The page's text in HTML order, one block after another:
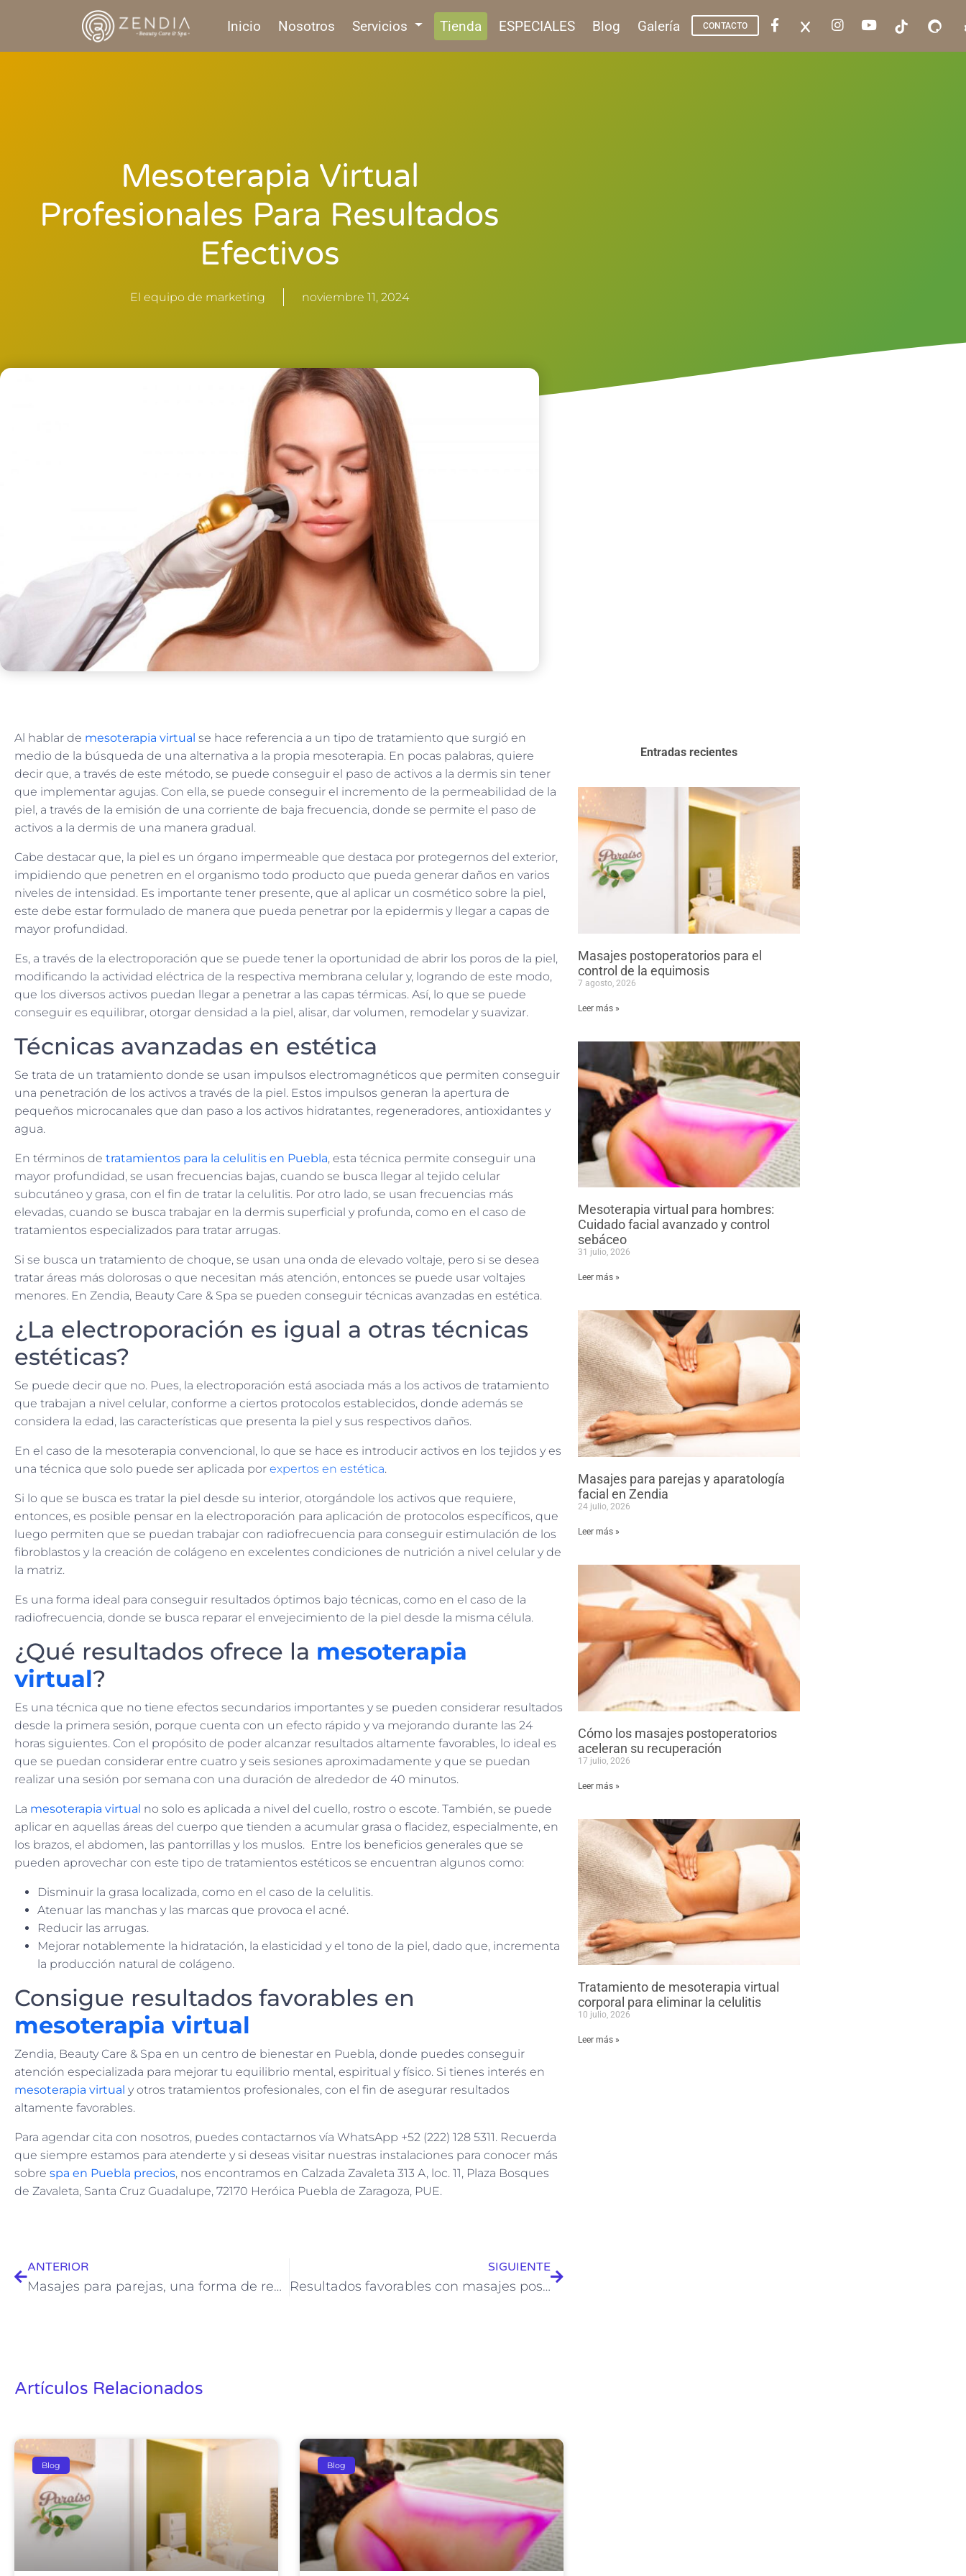
Inicio Nosotros Servicios Tienda ESPECIALES Blog Galería CONTACTO
Mesoterapia Virtual
Profesionales Para Resultados
Efectivos
El equipo de marketing noviembre 11, 2024
Al hablar de mesoterapia virtual se hace referencia a un tipo de tratamiento que surgió en
medio de la búsqueda de una alternativa a la propia mesoterapia. En pocas palabras, quiere
decir que, a través de este método, se puede conseguir el paso de activos a la dermis sin tener
que implementar agujas. Con ella, se puede conseguir el incremento de la permeabilidad de la
piel, a través de la emisión de una corriente de baja frecuencia, donde se permite el paso de
activos a la dermis de una manera gradual.
Cabe destacar que, la piel es un órgano impermeable que destaca por protegernos del exterior,
impidiendo que penetren en el organismo todo producto que pueda generar daños en varios
niveles de intensidad. Es importante tener presente, que al aplicar un cosmético sobre la piel,
este debe estar formulado de manera que pueda penetrar por la epidermis y llegar a capas de
mayor profundidad.
Es, a través de la electroporación que se puede tener la oportunidad de abrir los poros de la piel,
modificando la actividad eléctrica de la respectiva membrana celular y, logrando de este modo,
que los diversos activos puedan llegar a penetrar a las capas térmicas. Así, lo que se puede
conseguir es equilibrar, otorgar densidad a la piel, alisar, dar volumen, remodelar y suavizar.
Técnicas avanzadas en estética
Se trata de un tratamiento donde se usan impulsos electromagnéticos que permiten conseguir
una penetración de los activos a través de la piel. Estos impulsos generan la apertura de
pequeños microcanales que dan paso a los activos hidratantes, regeneradores, antioxidantes y
agua.
En términos de tratamientos para la celulitis en Puebla, esta técnica permite conseguir una
mayor profundidad, se usan frecuencias bajas, cuando se busca llegar al tejido celular
subcutáneo y grasa, con el fin de tratar la celulitis. Por otro lado, se usan frecuencias más
elevadas, cuando se busca trabajar en la dermis superficial y profunda, como en el caso de
tratamientos especializados para tratar arrugas.
Si se busca un tratamiento de choque, se usan una onda de elevado voltaje, pero si se desea
tratar áreas más dolorosas o que necesitan más atención, entonces se puede usar voltajes
menores. En Zendia, Beauty Care & Spa se pueden conseguir técnicas avanzadas en estética.
¿La electroporación es igual a otras técnicas
estéticas?
Se puede decir que no. Pues, la electroporación está asociada más a los activos de tratamiento
que trabajan a nivel celular, conforme a ciertos protocolos establecidos, donde además se
considera la edad, las características que presenta la piel y sus respectivos daños.
En el caso de la mesoterapia convencional, lo que se hace es introducir activos en los tejidos y es
una técnica que solo puede ser aplicada por expertos en estética.
Si lo que se busca es tratar la piel desde su interior, otorgándole los activos que requiere,
entonces, es posible pensar en la electroporación para aplicación de protocolos específicos, que
luego permiten que se puedan trabajar con radiofrecuencia para conseguir estimulación de los
fibroblastos y la creación de colágeno en excelentes condiciones de nutrición a nivel celular y de
la matriz.
Es una forma ideal para conseguir resultados óptimos bajo técnicas, como en el caso de la
radiofrecuencia, donde se busca reparar el envejecimiento de la piel desde la misma célula.
¿Qué resultados ofrece la mesoterapia
virtual?
Es una técnica que no tiene efectos secundarios importantes y se pueden considerar resultados
desde la primera sesión, porque cuenta con un efecto rápido y va mejorando durante las 24
horas siguientes. Con el propósito de poder alcanzar resultados altamente favorables, lo ideal es
que se puedan considerar entre cuatro y seis sesiones aproximadamente y que se puedan
realizar una sesión por semana con una duración de alrededor de 40 minutos.
La mesoterapia virtual no solo es aplicada a nivel del cuello, rostro o escote. También, se puede
aplicar en aquellas áreas del cuerpo que tienden a acumular grasa o flacidez, especialmente, en
los brazos, el abdomen, las pantorrillas y los muslos. Entre los beneficios generales que se
pueden aprovechar con este tipo de tratamientos estéticos se encuentran algunos como:
Disminuir la grasa localizada, como en el caso de la celulitis.
Atenuar las manchas y las marcas que provoca el acné.
Reducir las arrugas.
Mejorar notablemente la hidratación, la elasticidad y el tono de la piel, dado que, incrementa
la producción natural de colágeno.
Consigue resultados favorables en
mesoterapia virtual
Zendia, Beauty Care & Spa en un centro de bienestar en Puebla, donde puedes conseguir
atención especializada para mejorar tu equilibrio mental, espiritual y físico. Si tienes interés en
mesoterapia virtual y otros tratamientos profesionales, con el fin de asegurar resultados
altamente favorables.
Para agendar cita con nosotros, puedes contactarnos vía WhatsApp +52 (222) 128 5311. Recuerda
que siempre estamos para atenderte y si deseas visitar nuestras instalaciones para conocer más
sobre spa en Puebla precios, nos encontramos en Calzada Zavaleta 313 A, loc. 11, Plaza Bosques
de Zavaleta, Santa Cruz Guadalupe, 72170 Heróica Puebla de Zaragoza, PUE.
ANTERIOR
Masajes para parejas, una forma de reavivar el amor
SIGUIENTE
Resultados favorables con masajes post operatorios
Artículos Relacionados
Blog Blog
Entradas recientes
Masajes postoperatorios para el
control de la equimosis
7 agosto, 2026
Leer más »
Mesoterapia virtual para hombres:
Cuidado facial avanzado y control
sebáceo
31 julio, 2026
Leer más »
Masajes para parejas y aparatología
facial en Zendia
24 julio, 2026
Leer más »
Cómo los masajes postoperatorios
aceleran su recuperación
17 julio, 2026
Leer más »
Tratamiento de mesoterapia virtual
corporal para eliminar la celulitis
10 julio, 2026
Leer más »